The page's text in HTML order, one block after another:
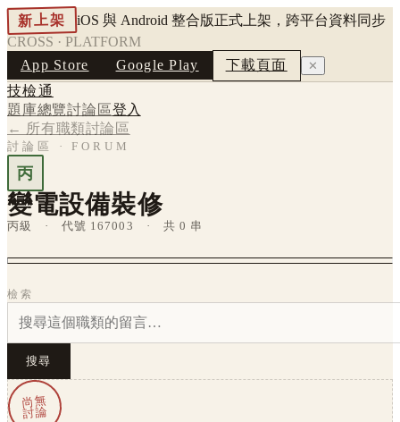
新上架
iOS 與 Android 整合版正式上架，跨平台資料同步
CROSS · PLATFORM
App Store
Google Play 下載頁面 ✕
技檢通
題庫總覽討論區登入
← 所有職類討論區
討論區 · FORUM
丙
變電設備裝修
丙級 · 代號 167003 · 共 0 串
檢索
搜尋
尚無
討論